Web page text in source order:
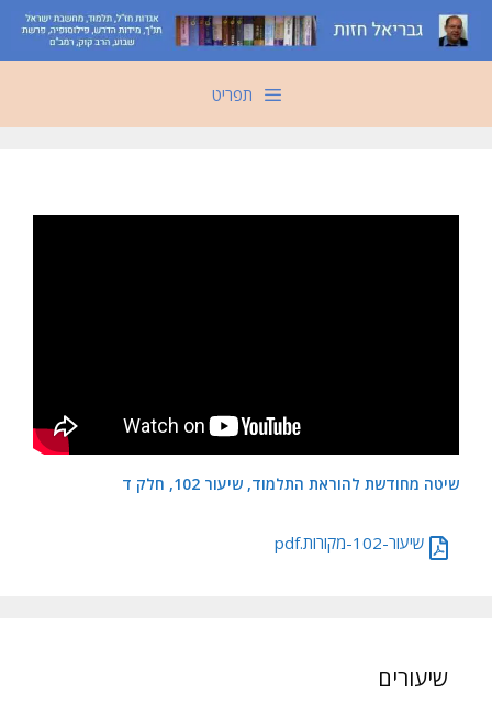
לדלג
לתוכן
תפריט
שיטה מחודשת להוראת התלמוד, שיעור 102, חלק ד
שיעור-102-מקורות.pdf
שיעורים